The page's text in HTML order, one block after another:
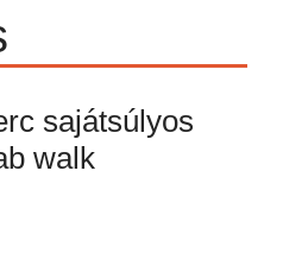
sajátsúlyos
walk